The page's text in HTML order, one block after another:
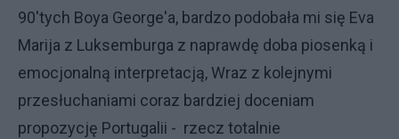
90'tych Boya George'a, bardzo podobała mi się Eva
Marija z Luksemburga z naprawdę doba piosenką i
emocjonalną interpretacją, Wraz z kolejnymi
przesłuchaniami coraz bardziej doceniam
propozycję Portugalii - rzecz totalnie